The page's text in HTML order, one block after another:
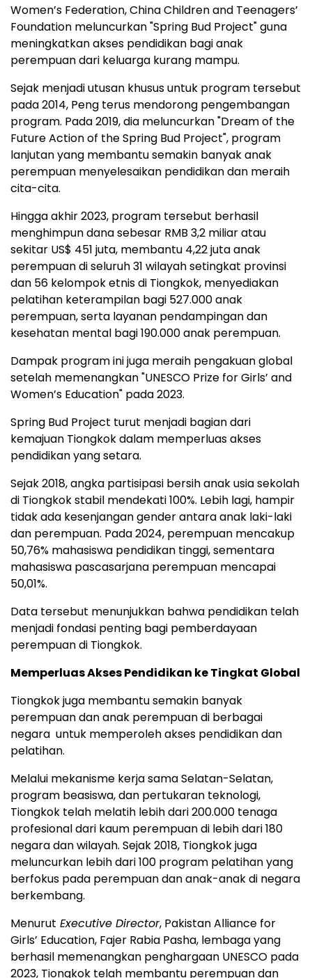
Women’s Federation, China Children and Teenagers’
Foundation meluncurkan "Spring Bud Project" guna
meningkatkan akses pendidikan bagi anak
perempuan dari keluarga kurang mampu.
Sejak menjadi utusan khusus untuk program tersebut
pada 2014, Peng terus mendorong pengembangan
program. Pada 2019, dia meluncurkan "Dream of the
Future Action of the Spring Bud Project", program
lanjutan yang membantu semakin banyak anak
perempuan menyelesaikan pendidikan dan meraih
cita-cita.
Hingga akhir 2023, program tersebut berhasil
menghimpun dana sebesar RMB 3,2 miliar atau
sekitar US$ 451 juta, membantu 4,22 juta anak
perempuan di seluruh 31 wilayah setingkat provinsi
dan 56 kelompok etnis di Tiongkok, menyediakan
pelatihan keterampilan bagi 527.000 anak
perempuan, serta layanan pendampingan dan
kesehatan mental bagi 190.000 anak perempuan.
Dampak program ini juga meraih pengakuan global
setelah memenangkan "UNESCO Prize for Girls’ and
Women’s Education" pada 2023.
Spring Bud Project turut menjadi bagian dari
kemajuan Tiongkok dalam memperluas akses
pendidikan yang setara.
Sejak 2018, angka partisipasi bersih anak usia sekolah
di Tiongkok stabil mendekati 100%. Lebih lagi, hampir
tidak ada kesenjangan gender antara anak laki-laki
dan perempuan. Pada 2024, perempuan mencakup
50,76% mahasiswa pendidikan tinggi, sementara
mahasiswa pascasarjana perempuan mencapai
50,01%.
Data tersebut menunjukkan bahwa pendidikan telah
menjadi fondasi penting bagi pemberdayaan
perempuan di Tiongkok.
Memperluas Akses Pendidikan ke Tingkat Global
Tiongkok juga membantu semakin banyak
perempuan dan anak perempuan di berbagai
negara untuk memperoleh akses pendidikan dan
pelatihan.
Melalui mekanisme kerja sama Selatan-Selatan,
program beasiswa, dan pertukaran teknologi,
Tiongkok telah melatih lebih dari 200.000 tenaga
profesional dari kaum perempuan di lebih dari 180
negara dan wilayah. Sejak 2018, Tiongkok juga
meluncurkan lebih dari 100 program pelatihan yang
berfokus pada perempuan dan anak-anak di negara
berkembang.
Menurut Executive Director, Pakistan Alliance for
Girls’ Education, Fajer Rabia Pasha, lembaga yang
berhasil memenangkan penghargaan UNESCO pada
2023, Tiongkok telah membantu perempuan dan